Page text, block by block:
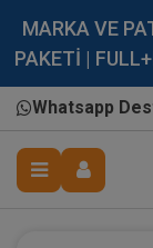
MARKA VE
PAKETİ |
Whatsapp